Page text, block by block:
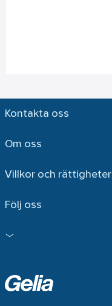
Kontakta oss
Om oss
Villkor och rättigheter
Följ oss